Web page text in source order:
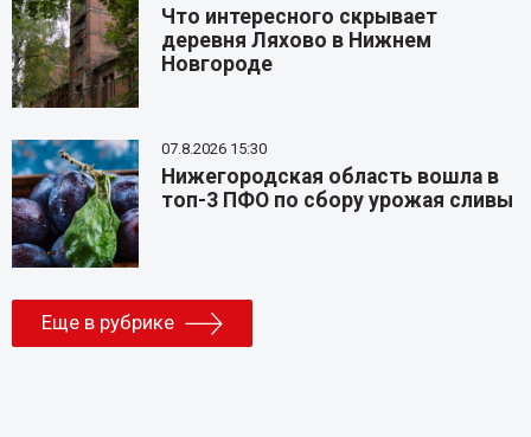
Что интересного скрывает
деревня Ляхово в Нижнем
Новгороде
07.8.2026 15:30
Нижегородская область вошла в
топ-3 ПФО по сбору урожая сливы
Еще в рубрике